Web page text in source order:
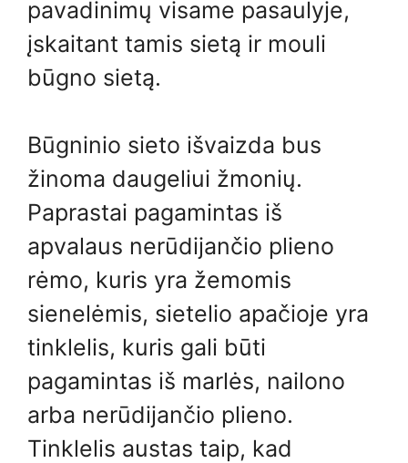
pavadinimų visame pasaulyje,
įskaitant tamis sietą ir mouli
būgno sietą.
Būgninio sieto išvaizda bus
žinoma daugeliui žmonių.
Paprastai pagamintas iš
apvalaus nerūdijančio plieno
rėmo, kuris yra žemomis
sienelėmis, sietelio apačioje yra
tinklelis, kuris gali būti
pagamintas iš marlės, nailono
arba nerūdijančio plieno.
Tinklelis austas taip, kad